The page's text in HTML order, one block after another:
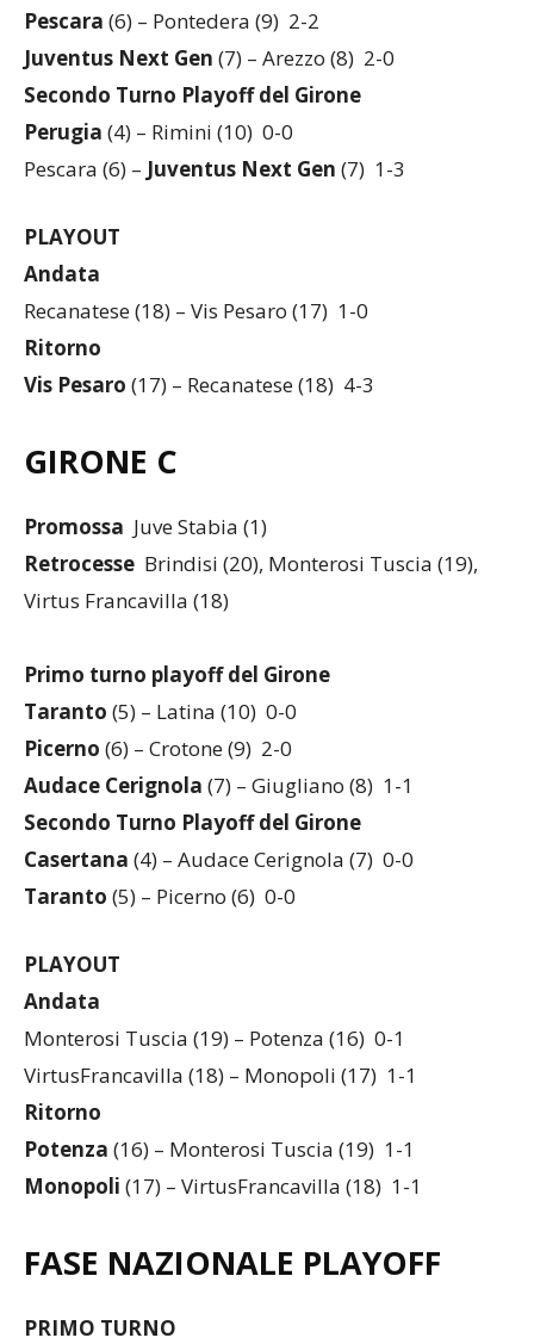
Pescara (6) – Pontedera (9) 2-2
Juventus Next Gen (7) – Arezzo (8) 2-0
Secondo Turno Playoff del Girone
Perugia (4) – Rimini (10) 0-0
Pescara (6) – Juventus Next Gen (7) 1-3
PLAYOUT
Andata
Recanatese (18) – Vis Pesaro (17) 1-0
Ritorno
Vis Pesaro (17) – Recanatese (18) 4-3
GIRONE C
Promossa Juve Stabia (1)
Retrocesse Brindisi (20), Monterosi Tuscia (19),
Virtus Francavilla (18)
Primo turno playoff del Girone
Taranto (5) – Latina (10) 0-0
Picerno (6) – Crotone (9) 2-0
Audace Cerignola (7) – Giugliano (8) 1-1
Secondo Turno Playoff del Girone
Casertana (4) – Audace Cerignola (7) 0-0
Taranto (5) – Picerno (6) 0-0
PLAYOUT
Andata
Monterosi Tuscia (19) – Potenza (16) 0-1
VirtusFrancavilla (18) – Monopoli (17) 1-1
Ritorno
Potenza (16) – Monterosi Tuscia (19) 1-1
Monopoli (17) – VirtusFrancavilla (18) 1-1
FASE NAZIONALE PLAYOFF
PRIMO TURNO